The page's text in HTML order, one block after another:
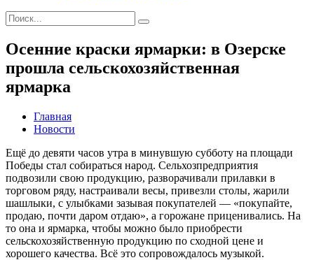
Осенние краски ярмарки: в Озерске
прошла сельскохозяйственная
ярмарка
Главная
Новости
Ещё до девяти часов утра в минувшую субботу на площади
Победы стал собираться народ. Сельхозпредприятия
подвозили свою продукцию, разворачивали прилавки в
торговом ряду, настраивали весы, привезли столы, жарили
шашлыки, с улыбками зазывая покупателей — «покупайте,
продаю, почти даром отдаю», а горожане приценивались. На
то она и ярмарка, чтобы можно было приобрести
сельскохозяйственную продукцию по сходной цене и
хорошего качества. Всё это сопровождалось музыкой.